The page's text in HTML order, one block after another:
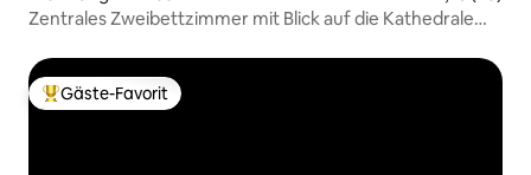
Zentrales Zweibettzimmer mit Blick auf die Kathedrale
Beliebter Gäste-Favorit.
Gäste-Favorit